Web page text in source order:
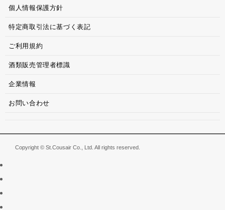
個人情報保護方針
特定商取引法に基づく表記
ご利用規約
酒類販売管理者標識
企業情報
お問い合わせ
Copyright © St.Cousair Co., Ltd. All rights reserved.